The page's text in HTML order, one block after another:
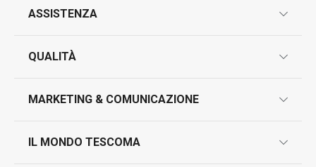
ASSISTENZA
contatti
QUALITÀ
test sui prodotti
MARKETING & COMUNICAZIONE
IL MONDO TESCOMA